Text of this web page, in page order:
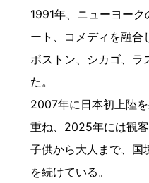
1991年、ニューヨー
ート、コメディを融合
ボストン、シカゴ、ラ
た。
2007年に日本初上陸
重ね、2025年には観
子供から大人まで、国
を続けている。